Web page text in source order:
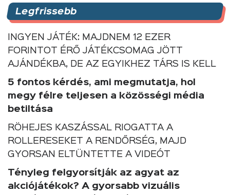
Legfrissebb
INGYEN JÁTÉK: MAJDNEM 12 EZER
FORINTOT ÉRŐ JÁTÉKCSOMAG JÖTT
AJÁNDÉKBA, DE AZ EGYIKHEZ TÁRS IS KELL
5 fontos kérdés, ami megmutatja, hol
megy félre teljesen a közösségi média
betiltása
RÖHEJES KASZÁSSAL RIOGATTA A
ROLLERESEKET A RENDŐRSÉG, MAJD
GYORSAN ELTÜNTETTE A VIDEÓT
Tényleg felgyorsítják az agyat az
akciójátékok? A gyorsabb vizuális